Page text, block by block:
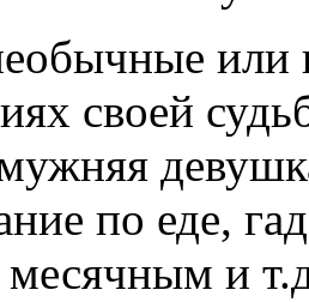
или
своей
по еде,
и